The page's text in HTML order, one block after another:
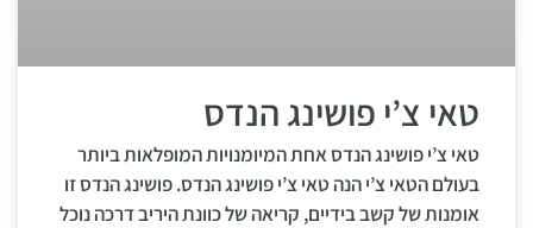
טאי צ’י פושינג הנדס
טאי צ’י פושינג הנדס אחת המיומנויות המופלאות ביותר
בעולם הטאי צ’י הנה טאי צ’י פושינג הנדס. פושינג הנדס זו
אומנות של קשב בידיים, קריאה של כוונת היריב דרכה נוכל